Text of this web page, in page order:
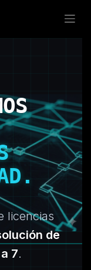
licencias
de
7.